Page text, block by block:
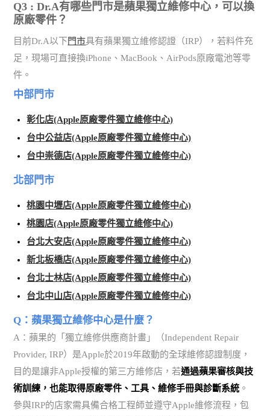
Q3 : Dr.A有哪些門市是蘋果獨立維修中心，可以換
原廠零件？
目前Dr.A以下 門市具有蘋果獨立維修認證（IRP），若料件充
足，現場可直接換iPhone、MacBook、AirPods原廠電池等零
件。
中部門市
彰化店(Apple原廠零件獨立維修中心)
台中公益店(Apple原廠零件獨立維修中心)
台中崇德店(Apple原廠零件獨立維修中心)
北部門市
桃園中壢店(Apple原廠零件獨立維修中心)
桃園店(Apple原廠零件獨立維修中心)
台北大安店(Apple原廠零件獨立維修中心)
新北板橋店(Apple原廠零件獨立維修中心)
台北士林店(Apple原廠零件獨立維修中心)
台北中山店(Apple原廠零件獨立維修中心)
Q：蘋果獨立維修中心是什麼？
A：蘋果的「獨立維修供應商計畫」（Independent Repair
Provider, IRP）是Apple於2019年啟動的全球維修認證制度，
目的是讓非Apple授權的第三方維修店，若通過蘋果審核與技
術訓練，也能取得原廠零件、工具、維修手冊與診斷系統 。
參與IRP的店家需具備合格工程師並遵守Apple維修流程，包